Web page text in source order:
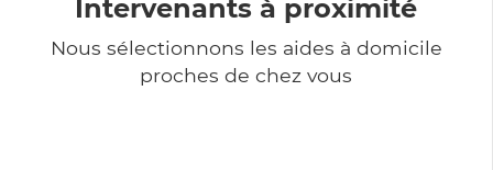
Intervenants à proximité
Nous sélectionnons les aides à domicile
proches de chez vous